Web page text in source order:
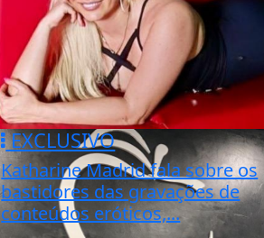
EXCLUSIVO
Katharine Madrid fala sobre os
bastidores das gravações de
conteúdos eróticos,...